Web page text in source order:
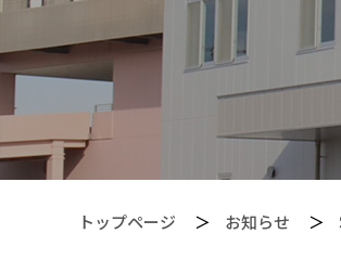
【TANAX×CHIGEE】 スマートライ
トップページ お知らせ